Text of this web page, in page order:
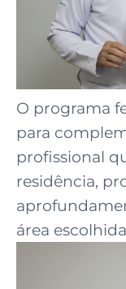
O programa
para
profissional
residência,
área